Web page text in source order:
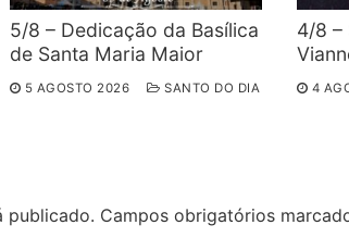
5/8 – Dedicação da Basílica
de Santa Maria Maior
5 AGOSTO 2026 SANTO DO DIA
4/8 –
4
publicado. Campos obrigatórios